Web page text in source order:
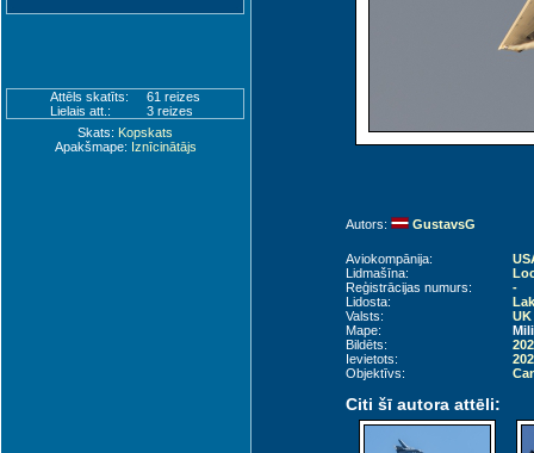
Attēls skatīts:
61 reizes
Lielais att.:
3 reizes
Skats: Kopskats
Apakšmape: Iznīcinātājs
Autors: GustavsG
Aviokompānija:
Lidmašīna:
Reģistrācijas numurs:
-
Lidosta:
Valsts:
Mape:
Bildēts:
Ievietots:
Objektīvs:
Citi šī autora attēli: